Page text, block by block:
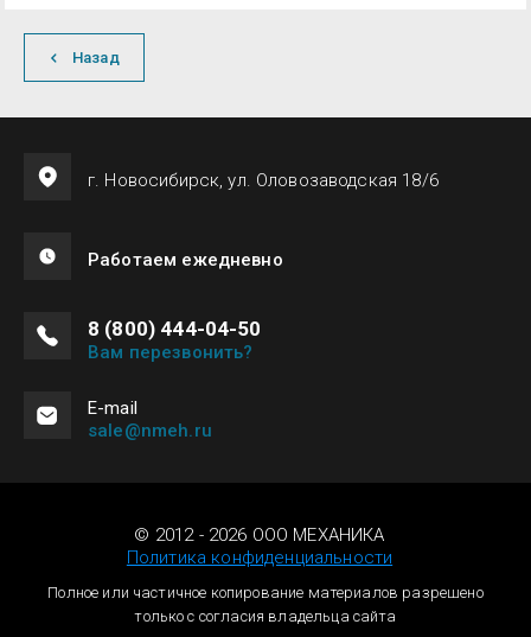
Назад
г. Новосибирск, ул. Оловозаводская 18/6
Работаем ежедневно
8 (800) 444-04-50
Вам перезвонить?
Е-mail
sale@nmeh.ru
© 2012 - 2026 ООО МЕХАНИКА
Политика конфиденциальности
Полное или частичное копирование материалов разрешено
только с согласия владельца сайта